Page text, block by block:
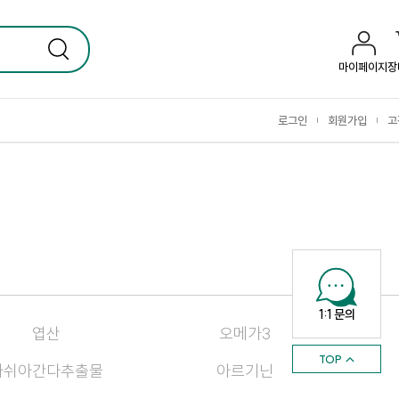
1:1 문의
TOP ↑
마이페이지
로그인 | 회원가입 |
엽산
오메가3
아간다추출물
아르기닌